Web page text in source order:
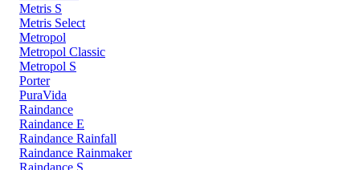
Metris S
Metris Select
Metropol
Metropol Classic
Metropol S
Porter
PuraVida
Raindance
Raindance E
Raindance Rainfall
Raindance Rainmaker